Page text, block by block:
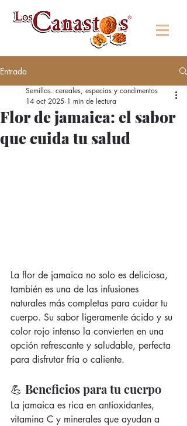
Entrada
Flor de jamaica: el sabor
que cuida tu salud
Semillas. cereales, especias y condimentos
14 oct 2025 1 min de lectura
La flor de jamaica no solo es deliciosa,
también es una de las infusiones
naturales más completas para cuidar tu
cuerpo. Su sabor ligeramente ácido y su
color rojo intenso la convierten en una
opción refrescante y saludable, perfecta
para disfrutar fría o caliente.
💪 Beneficios para tu cuerpo
La jamaica es rica en antioxidantes,
vitamina C y minerales que ayudan a